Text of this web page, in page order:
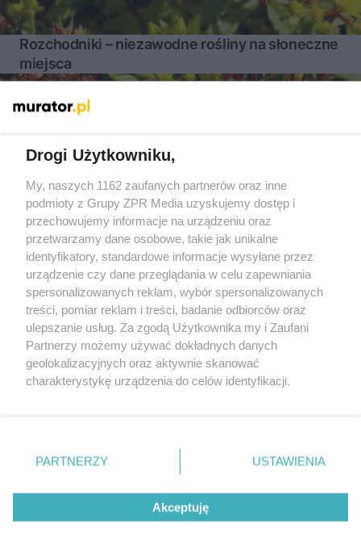
Rozchodniki – niezawodne rośliny na słoneczne
miejsca
Żaden utwór zamieszczony w serwisie nie może być powielany i
rozpowszechniany lub dalej rozpowszechniany w jakikolwiek
sposób (w tym także elektroniczny lub mechaniczny) na
jakimkolwiek polu eksploatacji w jakiejkolwiek formie, włącznie z
umieszczaniem w Internecie bez pisemnej zgody właściciela praw.
Jakiekolwiek użycie lub wykorzystanie utworów w całości lub w
części z naruszeniem prawa, tzn. bez właściwej zgody, jest
zabronione pod groźbą kary i może być ścigane prawnie.
Drogi Użytkowniku,
My, naszych 1162 zaufanych partnerów oraz inne
podmioty z Grupy ZPR Media uzyskujemy dostęp i
przechowujemy informacje na urządzeniu oraz
przetwarzamy dane osobowe, takie jak unikalne
identyfikatory, standardowe informacje wysyłane przez
urządzenie czy dane przeglądania w celu zapewniania
spersonalizowanych reklam, wybór spersonalizowanych
treści, pomiar reklam i treści, badanie odbiorców oraz
ulepszanie usług. Za zgodą Użytkownika my i Zaufani
Partnerzy możemy używać dokładnych danych
geolokalizacyjnych oraz aktywnie skanować
charakterystykę urządzenia do celów identyfikacji.
zmienić/wycofać klikając przycisk ustawień prywatności
znajdujący się w lewym dolnym rogu strony
rodzaje przetwarzania danych nie wymagają zgody
użytkownika, ale masz prawo sprzeciwić się takiemu
przetwarzaniu. Preferencje będą miały zastosowanie tylko
PARTNERZY USTAWIENIA
Akceptuję